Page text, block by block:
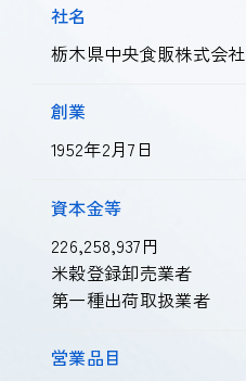
社名
栃木県中央食販株式会社
創業
1952年2月7日
資本金等
226,258,937円
米穀登録卸売業者
第一種出荷取扱業者
営業品目